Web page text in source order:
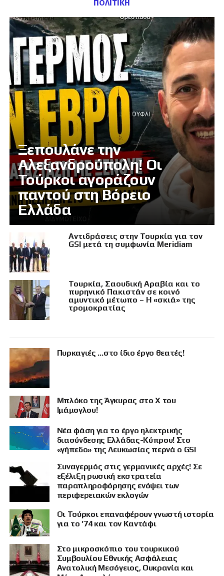
ΠΟΛΙΤΙΚΗ
Ξεπουλάνε την
Αλεξανδρούπολη! Οι
Τούρκοι αγοράζουν
παντού στη Βόρειο
Ελλάδα
Αντιδράσεις στην Τουρκία για τον
GSI μετά τη συμφωνία Meridiam
Τουρκία, Σαουδική Αραβία και το
πυρηνικό Πακιστάν σε κοινό
αμυντικό μέτωπο – Η «σκιά» της
τρομοκρατίας
Πυρκαγιές …στο ίδιο έργο θεατές!
Μπλόκο της Άγκυρας στο X του
Ιμάμογλου!
Νέα φάση για το έργο ηλεκτρικής
διασύνδεσης Ελλάδας-Κύπρου! Στο
«γήπεδο» της Λευκωσίας περνά ο GSI
Συναγερμός στις γερμανικές αρχές! Σε
εξέλιξη ρωσική εκστρατεία
παραπληροφόρησης ενόψει των
περιφερειακών εκλογών
Οι Τούρκοι επαναφέρουν γνωστή ιστορία
για το ’74 και τον Καντάφι
Στο μικροσκόπιο του τουρκικού
Συμβουλίου Εθνικής Ασφάλειας
Ανατολική Μεσόγειος, Ουκρανία και